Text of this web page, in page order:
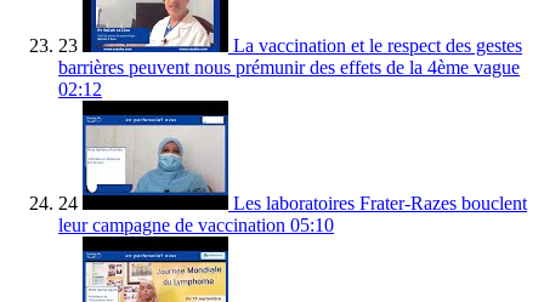
23
La vaccination et le respect des gestes
barrières peuvent nous prémunir des effets de la 4ème vague
02:12
24
Les laboratoires Frater-Razes bouclent
leur campagne de vaccination 05:10